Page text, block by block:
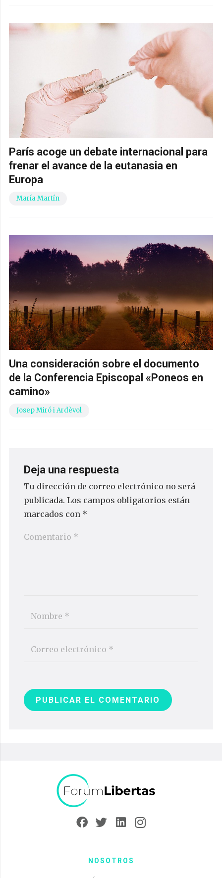
París acoge un debate internacional para
frenar el avance de la eutanasia en
Europa
María Martín
Una consideración sobre el documento
de la Conferencia Episcopal «Poneos en
camino»
Josep Miró i Ardèvol
Deja una respuesta
Tu dirección de correo electrónico no será
publicada. Los campos obligatorios están
marcados con *
PUBLICAR EL COMENTARIO
NOSOTROS